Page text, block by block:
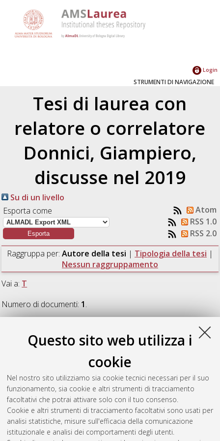
Questo sito web utilizza i
cookie
Nel nostro sito utilizziamo sia cookie tecnici necessari per il suo
funzionamento, sia cookie e altri strumenti di tracciamento
facoltativi che potrai attivare solo con il tuo consenso.
Cookie e altri strumenti di tracciamento facoltativi sono usati per
analisi statistiche, misure sull'efficacia della comunicazione
istituzionale e analisi dei comportamenti degli utenti.
Login
STRUMENTI DI NAVIGAZIONE
Tesi di laurea con
relatore o correlatore
Donnici, Giampiero,
discusse nel 2019
Su di un livello
Esporta come
Atom
RSS 1.0
RSS 2.0
Raggruppa per: Autore della tesi | Tipologia della tesi |
Nessun raggruppamento
Vai a: T
Numero di documenti: 1.
(2019)Implementazione di un workflow
[Laurea magistrale], Università di Bologna, Corso di Studio in
Ingegneria meccanica [LM-DM270], Documento ad accesso
riservato.
Questa lista e' stata generata ilMon Aug 10 10:02:12 2026